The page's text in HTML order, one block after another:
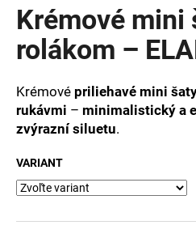
produktu
je
hviezdičiek.
Krémové mini
rolákom –
Krémové priliehavé mini
rukávmi – minimalistický a
zvýrazní siluetu.
VARIANT
d
p
o
ú
č
a
e